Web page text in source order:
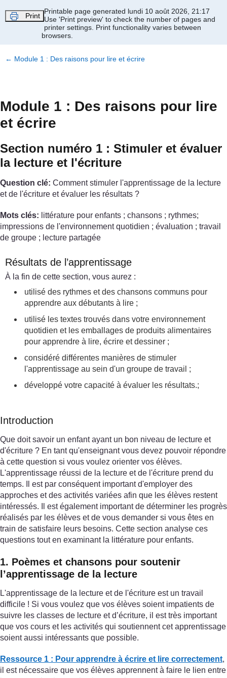
Print
Printable page generated lundi 10 août 2026, 21:17
Use 'Print preview' to check the number of pages and
printer settings. Print functionality varies between
browsers.
← Module 1 : Des raisons pour lire et écrire
Module 1 : Des raisons pour lire
et écrire
Section numéro 1 : Stimuler et évaluer
la lecture et l'écriture
Question clé: Comment stimuler l'apprentissage de la lecture
et de l'écriture et évaluer les résultats ?
Mots clés: littérature pour enfants ; chansons ; rythmes;
impressions de l'environnement quotidien ; évaluation ; travail
de groupe ; lecture partagée
Résultats de l’apprentissage
À la fin de cette section, vous aurez :
utilisé des rythmes et des chansons communs pour
apprendre aux débutants à lire ;
utilisé les textes trouvés dans votre environnement
quotidien et les emballages de produits alimentaires
pour apprendre à lire, écrire et dessiner ;
considéré différentes manières de stimuler
l'apprentissage au sein d'un groupe de travail ;
développé votre capacité à évaluer les résultats.;
Introduction
Que doit savoir un enfant ayant un bon niveau de lecture et
d'écriture ? En tant qu'enseignant vous devez pouvoir répondre
à cette question si vous voulez orienter vos élèves.
L'apprentissage réussi de la lecture et de l'écriture prend du
temps. Il est par conséquent important d'employer des
approches et des activités variées afin que les élèves restent
intéressés. Il est également important de déterminer les progrès
réalisés par les élèves et de vous demander si vous êtes en
train de satisfaire leurs besoins. Cette section analyse ces
questions tout en examinant la littérature pour enfants.
1. Poèmes et chansons pour soutenir
l’apprentissage de la lecture
L'apprentissage de la lecture et de l'écriture est un travail
difficile ! Si vous voulez que vos élèves soient impatients de
suivre les classes de lecture et d’écriture, il est très important
que vos cours et les activités qui soutiennent cet apprentissage
soient aussi intéressants que possible.
Ressource 1 : Pour apprendre à écrire et lire correctement,
il est nécessaire que vos élèves apprennent à faire le lien entre